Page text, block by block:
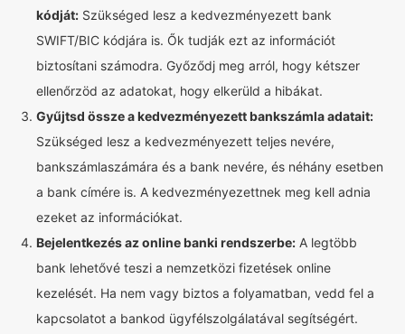
kódját: Szükséged lesz a kedvezményezett bank
SWIFT/BIC kódjára is. Ők tudják ezt az információt
biztosítani számodra. Győződj meg arról, hogy kétszer
ellenőrzöd az adatokat, hogy elkerüld a hibákat.
Gyűjtsd össze a kedvezményezett bankszámla adatait:
Szükséged lesz a kedvezményezett teljes nevére,
bankszámlaszámára és a bank nevére, és néhány esetben
a bank címére is. A kedvezményezettnek meg kell adnia
ezeket az információkat.
Bejelentkezés az online banki rendszerbe: A legtöbb
bank lehetővé teszi a nemzetközi fizetések online
kezelését. Ha nem vagy biztos a folyamatban, vedd fel a
kapcsolatot a bankod ügyfélszolgálatával segítségért.